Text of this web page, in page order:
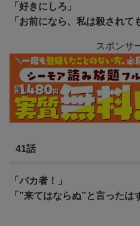
「好きにしろ」
「お前になら、私は殺されて
スポンサ
41話
「バカ者！」
「”来てはならぬ”と言ったは